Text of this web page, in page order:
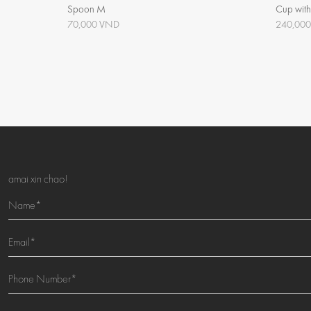
Spoon M
70,000 VND
Cup
amai xin chao!